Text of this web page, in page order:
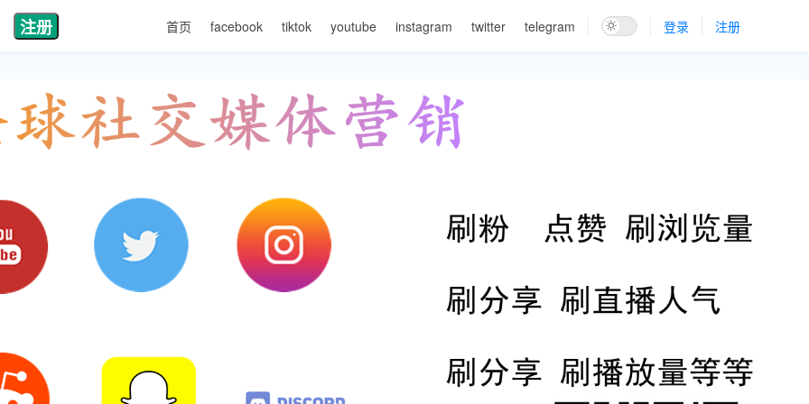
注册 首页 facebook tiktok youtube instagram twitter telegram 登录 注册